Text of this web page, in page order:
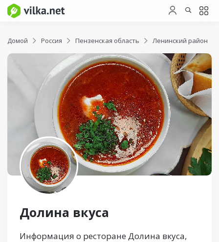
Домой Россия Пензенская область Ленинский район
Долина вкуса
Информация о ресторане Долина вкуса,